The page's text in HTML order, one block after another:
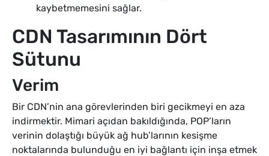
kaybetmemesini sağlar.
CDN Tasarımının Dört
Sütunu
Verim
Bir CDN’nin ana görevlerinden biri gecikmeyi en aza
indirmektir. Mimari açıdan bakıldığında, POP’ların
verinin dolaştığı büyük ağ hub’larının kesişme
noktalarında bulunduğu en iyi bağlantı için inşa etmek